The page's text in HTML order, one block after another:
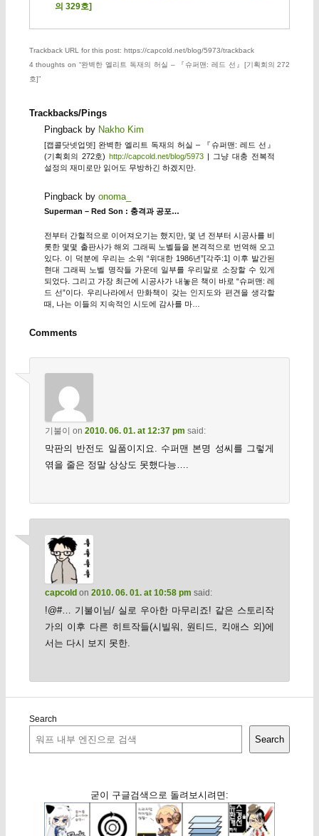
의 329호]
Trackback URL for this post: https://capcold.net/blog/5973/trackback
4 thoughts on “완벽한 엘리트 독재의 허실 – 『슈퍼맨: 레드 선』[기획회의 272
호]”
Trackbacks/Pings
Pingback by Nakho Kim
[캡콜닷넷업뎃] 완벽한 엘리트 독재의 허실 – 『슈퍼맨: 레드 선』
(기획회의 272호) http://capcold.net/blog/5973| 그냥 대충 전복적
설정의 재미로만 읽어도 무방하긴 하겠지만.
Pingback by onoma_
Superman – Red Son : 충격과 공포…
전부터 간헐적으로 이어져오기는 했지만, 몇 년 전부터 시공사를 비
롯한 몇몇 출판사가 해외 그래픽 노벨들을 본격적으로 번역해 오고
있다. 이 덕분에 우리는 소위 “위대한 1986년”[각주:1] 이후 발간된
현대 그래픽 노벨 명작들 가운데 일부를 우리말로 소장할 수 있게
되었다. 그리고 가장 최근에 시공사가 내놓은 책이 바로 “슈퍼맨: 레
드 선”이다. 우리나라에서 만화책이 갖는 인지도와 편견을 생각할
때, 나는 이들의 지속적인 시도에 감사를 마…
Comments
기불이 on 2010. 06. 01. at 12:37 pm said:
막판의 반전도 일품이지요. 수퍼맨 본명 성씨를 그렇게
엮을 줄은 정말 상상도 못했다능….
capcoldon 2010. 06. 01. at 10:58 pm said:
!@#… 기불이님/ 실로 우아한 마무리죠! 같은 스토리작
가의 이후 다른 히트작들(시빌워, 원티드, 킥애스 외)에
서는 다시 보지 못한.
Search
Search
굳이 구글검색으로 돌려보시려면: